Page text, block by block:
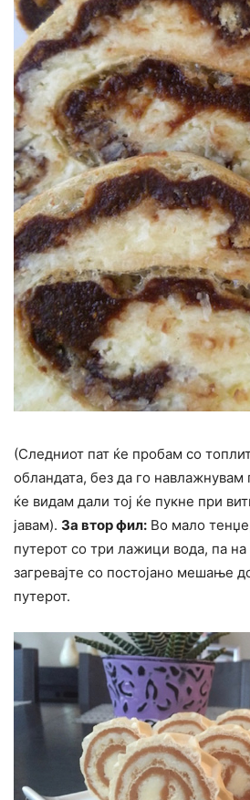
(Следниот пат ќе пробам со
обландата, без да го
ќе видам дали тој ќе пукне при
јавам). За втор фил: Во мало
путерот со три лажици вода, па
загревајте со постојано мешање
путерот.